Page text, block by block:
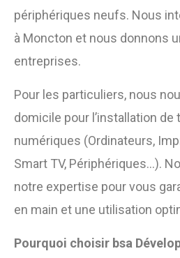
périphériques neufs. Nous
à Moncton et nous donnons
entreprises.
Pour les particuliers, nous
domicile pour l’installation
numériques (Ordinateurs,
Smart TV, Périphériques…).
notre expertise pour vous
en main et une utilisation
Pourquoi choisir bsa